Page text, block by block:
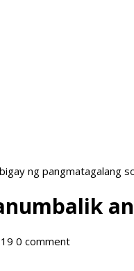
ng pangmatagalang
0 comment